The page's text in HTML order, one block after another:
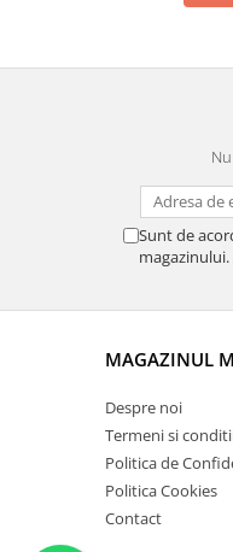
Sunt de
MAGAZINUL
Despre noi
Termeni si
Politica de
Politica Cookies
Contact